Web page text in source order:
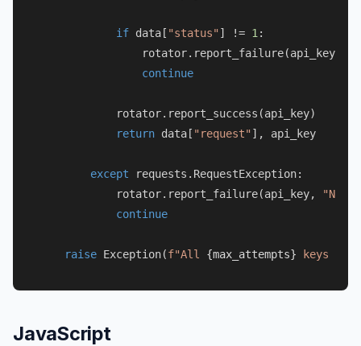
if data[ "status" ] != 1 :
rotator.report_failure(api_key,
continue
            rotator.report_success(api_key)
return data[ "request" ], api_key
except requests.RequestException:
            rotator.report_failure(api_key,
continue
raise Exception(f"All {max_attempts} keys
JavaScript